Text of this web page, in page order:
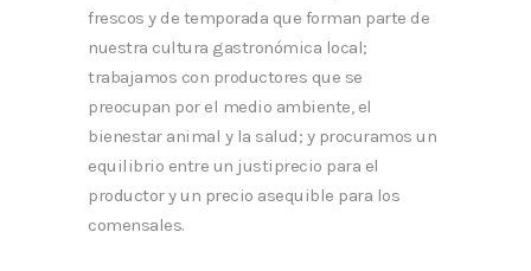
frescos y de temporada que forman parte de
nuestra cultura gastronómica local;
trabajamos con productores que se
preocupan por el medio ambiente, el
bienestar animal y la salud; y procuramos un
equilibrio entre un justiprecio para el
productor y un precio asequible para los
comensales.